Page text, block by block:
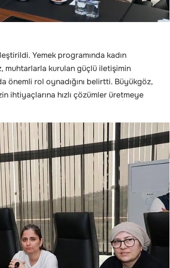
Yemek programında kadın
muhtarlarla kurulan güçlü iletişimin
önemli rol oynadığını belirtti. Büyükgöz,
ihtiyaçlarına hızlı çözümler üretmeye